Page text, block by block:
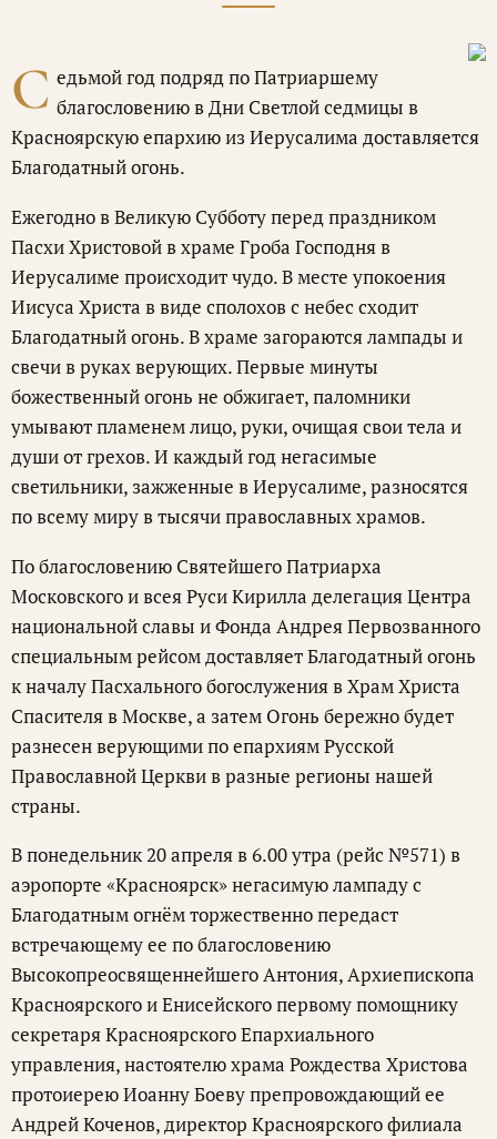
С едьмой год подряд по Патриаршему
благословению в Дни Светлой седмицы в
Красноярскую епархию из Иерусалима доставляется
Благодатный огонь.
Ежегодно в Великую Субботу перед праздником
Пасхи Христовой в храме Гроба Господня в
Иерусалиме происходит чудо. В месте упокоения
Иисуса Христа в виде сполохов с небес сходит
Благодатный огонь. В храме загораются лампады и
свечи в руках верующих. Первые минуты
божественный огонь не обжигает, паломники
умывают пламенем лицо, руки, очищая свои тела и
души от грехов. И каждый год негасимые
светильники, зажженные в Иерусалиме, разносятся
по всему миру в тысячи православных храмов.
По благословению Святейшего Патриарха
Московского и всея Руси Кирилла делегация Центра
национальной славы и Фонда Андрея Первозванного
специальным рейсом доставляет Благодатный огонь
к началу Пасхального богослужения в Храм Христа
Спасителя в Москве, а затем Огонь бережно будет
разнесен верующими по епархиям Русской
Православной Церкви в разные регионы нашей
страны.
В понедельник 20 апреля в 6.00 утра (рейс №571) в
аэропорте «Красноярск» негасимую лампаду с
Благодатным огнём торжественно передаст
встречающему ее по благословению
Высокопреосвященнейшего Антония, Архиепископа
Красноярского и Енисейского первому помощнику
секретаря Красноярского Епархиального
управления, настоятелю храма Рождества Христова
протоиерею Иоанну Боеву препровождающий ее
Андрей Коченов, директор Красноярского филиала